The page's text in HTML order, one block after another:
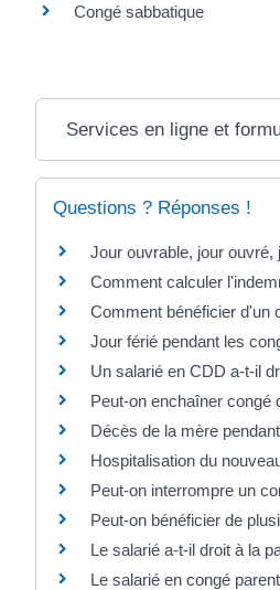
Congé sabbatique
Services en ligne et
Questions ? Réponses !
Jour ouvrable, jour ouvré,
Comment calculer
Comment bénéficier d'un
Jour férié pendant les
Un salarié en CDD a-t-il
Peut-on enchaîner congé
Décès de la mère
Hospitalisation du
Peut-on interrompre un
Peut-on bénéficier de
Le salarié a-t-il droit à la
Le salarié en congé